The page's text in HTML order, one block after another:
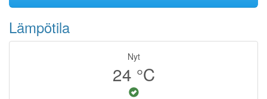
Lämpötila
Nyt
24 °C